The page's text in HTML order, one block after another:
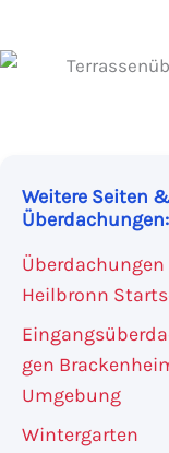
Weitere Seiten
Überdachungen:
Überdachungen
Heilbronn
gen
Umgebung
Wintergarten